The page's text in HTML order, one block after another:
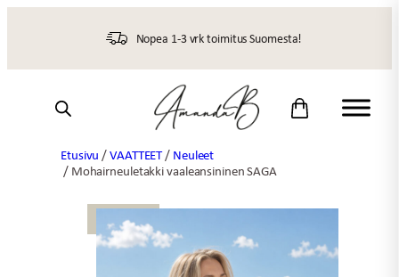
Nopea 1-3 vrk toimitus Suomesta!
Etusivu /VAATTEET/ Neuleet
/ Mohairneuletakki vaaleansininen SAGA
UUTTA